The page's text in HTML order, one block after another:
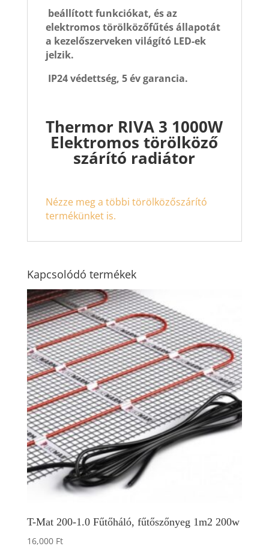
beállított funkciókat, és az
elektromos törölközőfűtés állapotát
a kezelőszerveken világító LED-ek
jelzik.
IP24 védettség, 5 év garancia.
Thermor RIVA 3 1000W
Elektromos törölköző
szárító radiátor
Nézze meg a többi törölközőszárító
termékünket is.
Kapcsolódó termékek
T-Mat 200-1.0 Fűtőháló, fűtőszőnyeg 1m2 200w
16,000 Ft